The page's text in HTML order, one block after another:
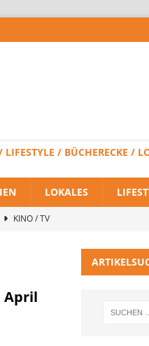
/ BÜCHERECKE /
LOKALES
KINO / TV
April